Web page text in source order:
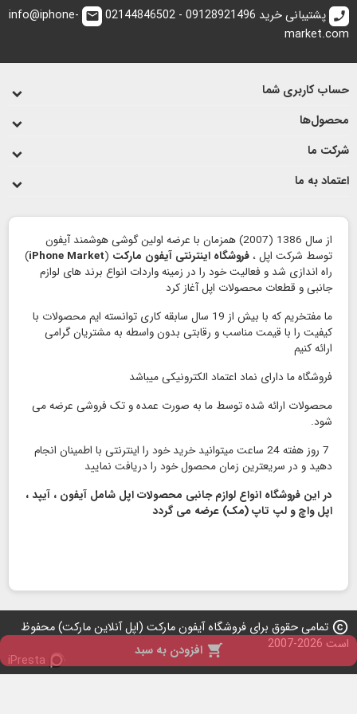
 افزودن به سبد
call پشتیبانی خرید 09128921496 - 02144846502 email
info@iphone-
market.com
حساب کاربری شما
محصول‌ها
شرکت ما
اعتماد به ما
از سال 1386 (2007) همزمان با عرضه اولین گوشی هوشمند آیفون
توسط شرکت اپل ، فروشگاه اینترنتی آیفون مارکت (
iPhone Market
)
راه اندازی شد و فعالیت خود را در زمینه واردات انواع برند های لوازم
جانبی و قطعات محصولات اپل آغاز کرد
ما مفتخریم که با بیش از 19 سال سابقه کاری توانسته ایم محصولات با
کیفیت را با قیمت مناسب و رقابتی بدون واسطه به مشتریان گرامی
ارائه کنیم
فروشگاه ما دارای نماد اعتماد الكترونیكی میباشد
محصولات ارائه شده توسط ما به صورت عمده و تک فروشی عرضه می
شود.
7 روز هفته 24 ساعت میتوانید خرید خود را اینترنتی با اطمینان انجام
دهید و در سریعترین زمان محصول خود را دریافت نمایید
در این فروشگاه انواع لوازم جانبی محصولات اپل شامل آیفون ، آیپد ،
اپل واچ و لپ تاپ (مک) عرضه می گردد
copyright تمامی حقوق برای فروشگاه آیفون مارکت (اپل آنلاین مارکت) محفوظ
است 2026-2007
iPresta